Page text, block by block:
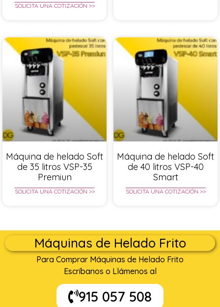
SOLICITA UNA COTIZACIÓN >>
Máquina de helado Soft
de 35 litros VSP-35
Premiun
SOLICITA UNA COTIZACIÓN >>
Máquina de helado Soft
de 40 litros VSP-40
Smart
SOLICITA UNA COTIZACIÓN >>
Máquinas de Helado Frito
Para Comprar Máquinas de Helado Frito
Escríbanos o Llámenos al
915 057 508